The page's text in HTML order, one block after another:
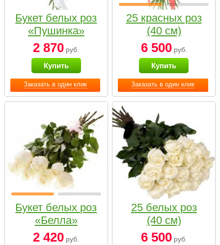
Заказать в один клик
Букет белых роз
«Пушинка»
2 870 руб.
Купить
Заказать в один клик
25 красных роз
(40 см)
6 500руб.
Купить
Букет белых роз
«Белла»
2 420 руб.
25 белых роз
(40 см)
6 500руб.